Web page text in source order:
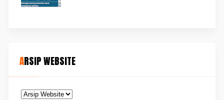
ARSIP WEBSITE